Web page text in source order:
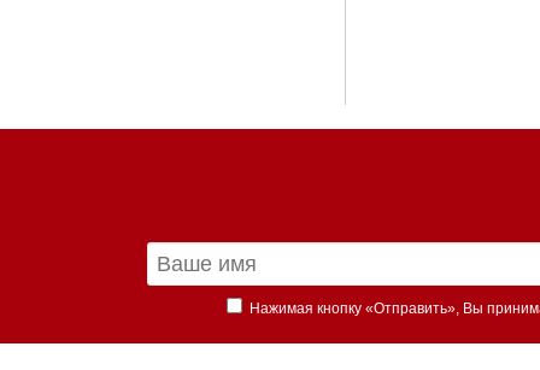
Нажимая кнопку «Отправить», Вы